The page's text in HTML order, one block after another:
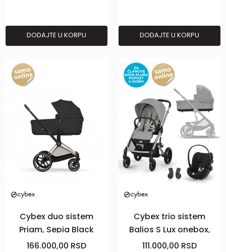
DODAJTE U KORPU DODAJTE U KORPU
Cybex duo sistem
Priam, Sepia Black
(rosegold)
166.000,00 RSD
Cybex trio sistem
Balios S Lux onebox,
Stone Grey
111.000,00 RSD